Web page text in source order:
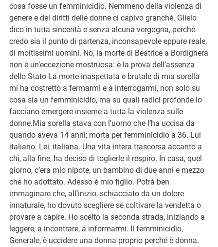
cosa fosse un femminicidio. Nemmeno della violenza di
genere e dei diritti delle donne ci capivo granché. Glielo
dico in tutta sincerità e senza alcuna vergogna, perché
credo sia il punto di partenza, inconsapevole eppure reale,
di moltissimi uomini. No, la morte di Beatrice a Bordighera
non è un’eccezione mostruosa: è la prova dell’assenza
dello Stato La morte inaspettata e brutale di mia sorella
mi ha costretto a fermarmi e a interrogarmi, non solo su
cosa sia un femminicidio, ma su quali radici profonde lo
facciano emergere insieme a tutta la violenza sulle
donne.Mia sorella stava con l’uomo che l’ha uccisa da
quando aveva 14 anni; morta per femminicidio a 36. Lui
italiano. Lei, italiana. Una vita intera trascorsa accanto a
chi, alla fine, ha deciso di toglierle il respiro. In casa, quel
giorno, c’era mio nipote, un bambino di due anni e mezzo
che ho adottato. Adesso è mio figlio. Potrà ben
immaginare che, all’inizio, schiacciato da un dolore
innaturale, ho dovuto scegliere se coltivare la vendetta o
provare a capire. Ho scelto la seconda strada, iniziando a
leggere, a incontrare, a informarmi. Il femminicidio,
Generale, è uccidere una donna proprio perché è donna.